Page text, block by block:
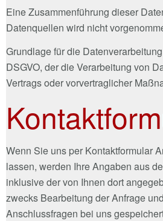
Eine Zusammenführung dieser
Datenquellen wird nicht
Grundlage für die
DSGVO, der die Verarbeitung von
Vertrags oder vorvertraglicher
Wenn Sie uns per Kontaktformular
lassen, werden Ihre Angaben aus
inklusive der von Ihnen dort
zwecks Bearbeitung der Anfrage
Anschlussfragen bei uns